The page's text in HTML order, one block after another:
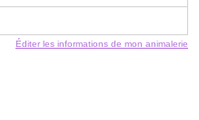
Éditer les informations de mon animalerie